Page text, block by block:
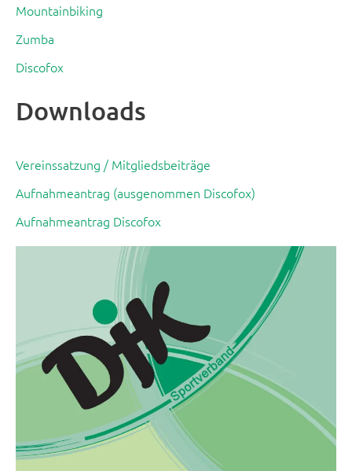
Mountainbiking
Zumba
Discofox
Downloads
Vereinssatzung / Mitgliedsbeiträge
Aufnahmeantrag (ausgenommen Discofox)
Aufnahmeantrag Discofox